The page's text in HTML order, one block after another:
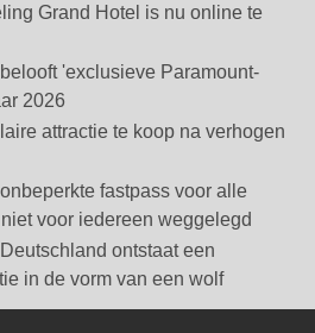
Grand Hotel is nu online te
'exclusieve Paramount-
2026
attractie te koop na verhogen
fastpass voor alle
voor iedereen weggelegd
ontstaat een
in de vorm van een wolf